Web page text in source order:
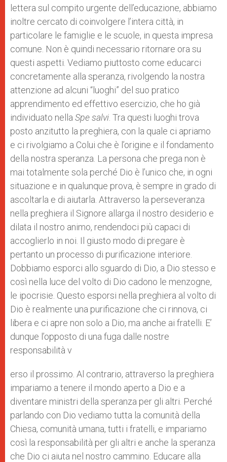
lettera sul compito urgente dell’educazione, abbiamo
inoltre cercato di coinvolgere l’intera città, in
particolare le famiglie e le scuole, in questa impresa
comune. Non è quindi necessario ritornare ora su
questi aspetti. Vediamo piuttosto come educarci
concretamente alla speranza, rivolgendo la nostra
attenzione ad alcuni “luoghi” del suo pratico
apprendimento ed effettivo esercizio, che ho già
individuato nella Spe salvi . Tra questi luoghi trova
posto anzitutto la preghiera, con la quale ci apriamo
e ci rivolgiamo a Colui che è l’origine e il fondamento
della nostra speranza. La persona che prega non è
mai totalmente sola perché Dio è l’unico che, in ogni
situazione e in qualunque prova, è sempre in grado di
ascoltarla e di aiutarla. Attraverso la perseveranza
nella preghiera il Signore allarga il nostro desiderio e
dilata il nostro animo, rendendoci più capaci di
accoglierlo in noi. Il giusto modo di pregare è
pertanto un processo di purificazione interiore.
Dobbiamo esporci allo sguardo di Dio, a Dio stesso e
così nella luce del volto di Dio cadono le menzogne,
le ipocrisie. Questo esporsi nella preghiera al volto di
Dio è realmente una purificazione che ci rinnova, ci
libera e ci apre non solo a Dio, ma anche ai fratelli. E’
dunque l’opposto di una fuga dalle nostre
responsabilità v
erso il prossimo. Al contrario, attraverso la preghiera
impariamo a tenere il mondo aperto a Dio e a
diventare ministri della speranza per gli altri. Perché
parlando con Dio vediamo tutta la comunità della
Chiesa, comunità umana, tutti i fratelli, e impariamo
così la responsabilità per gli altri e anche la speranza
che Dio ci aiuta nel nostro cammino. Educare alla